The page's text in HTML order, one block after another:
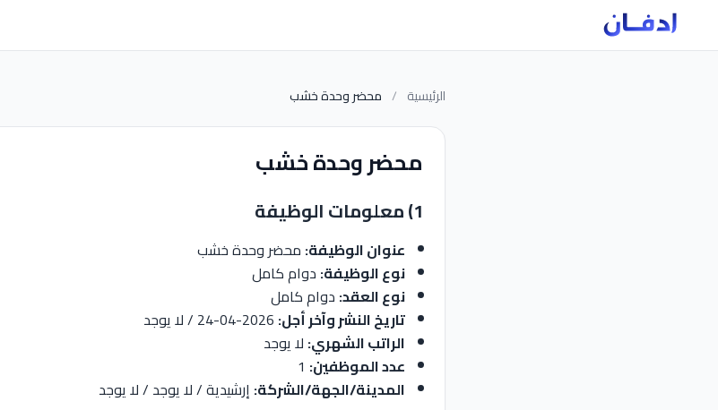
الرئيسية / محضر وحدة خشب
محضر وحدة خشب
1) معلومات الوظيفة
عنوان الوظيفة: محضر وحدة خشب
نوع الوظيفة: دوام كامل
نوع العقد: دوام كامل
تاريخ النشر وآخر أجل:
الراتب الشهري: لا يوجد
عدد الموظفين:
المدينة/الجهة/الشركة: إرشيدية / لا يوجد / لا يوجد